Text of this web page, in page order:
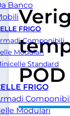
Banco
FRIGO
Componibili
Modulari
Standard
FRIGO
Modulari
POD